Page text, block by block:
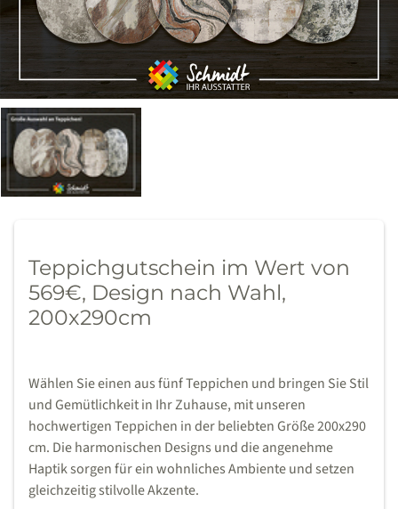
Teppichgutschein im Wert von
569€, Design nach Wahl,
200x290cm
Wählen Sie einen aus fünf Teppichen und bringen Sie Stil
und Gemütlichkeit in Ihr Zuhause, mit unseren
hochwertigen Teppichen in der beliebten Größe 200x290
cm. Die harmonischen Designs und die angenehme
Haptik sorgen für ein wohnliches Ambiente und setzen
gleichzeitig stilvolle Akzente.